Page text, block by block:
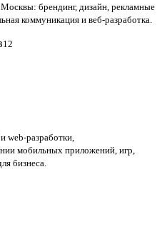
Москвы: брендинг, дизайн, рекламные
коммуникация и веб-разработка.
12
web-разработки,
мобильных приложений, игр,
бизнеса.